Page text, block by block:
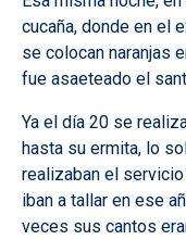
cucaña, donde en el
se colocan naranjas
fue asaeteado el
Ya el día 20 se
hasta su ermita, lo
realizaban el
iban a tallar en ese
veces sus cantos